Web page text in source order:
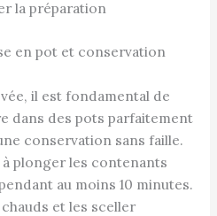
la préparation
en pot et conservation
il est fondamental de
dans des pots parfaitement
conservation sans faille.
plonger les contenants
au moins 10 minutes.
et les sceller